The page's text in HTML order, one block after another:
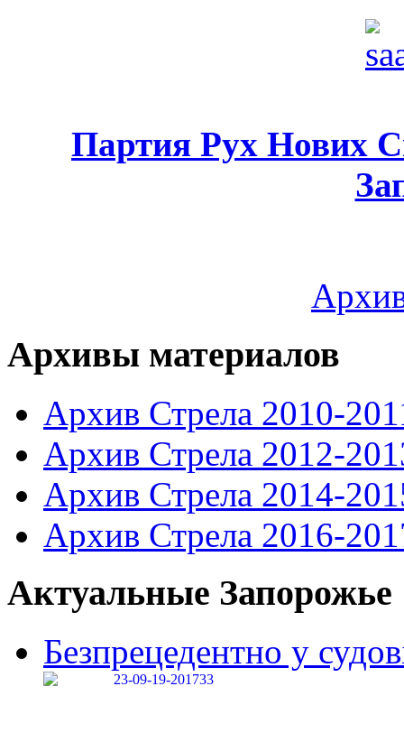
Партия Рух Нових
Архивы материалов
Архив Стрела 2010-
Архив Стрела 2012-
Архив Стрела 2014-
Архив Стрела 2016-
Актуальные Запорожье
Безпрецедентно у